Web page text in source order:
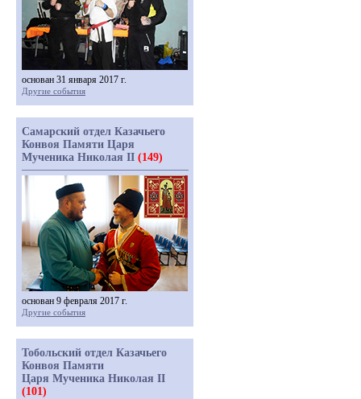
основан 31 января 2017 г.
Другие события
Самарский отдел Казачьего
Конвоя Памяти Царя
Мученика Николая II (149)
основан 9 февраля 2017 г.
Другие события
Тобольский отдел Казачьего
Конвоя Памяти
Царя Мученика Николая II
(101)